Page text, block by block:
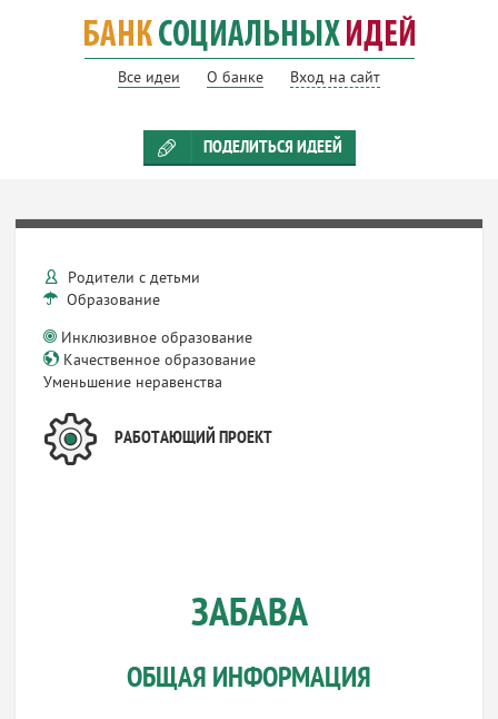
Все идеи О банке Вход на сайт
ПОДЕЛИТЬСЯ ИДЕЕЙ
Родители с детьми
Образование
Инклюзивное образование
Качественное образование
Уменьшение неравенства
РАБОТАЮЩИЙ ПРОЕКТ
ЗАБАВА
ОБЩАЯ ИНФОРМАЦИЯ